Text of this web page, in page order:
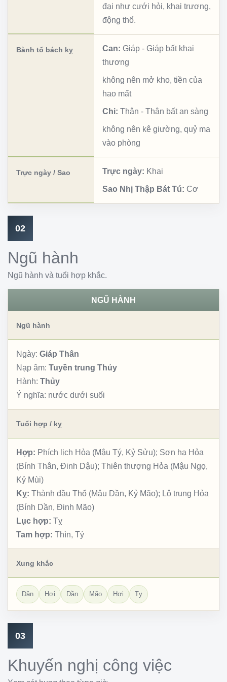
đại như cưới hỏi, khai trương,
động thổ.
Bành tổ bách kỵ Can: Giáp - Giáp bất khai
thương
không nên mở kho, tiền của
hao mất
Chi: Thân - Thân bất an sàng
không nên kê giường, quỷ ma
vào phòng
Trực ngày / Sao Trực ngày: Khai
Sao Nhị Thập Bát Tú: Cơ
02
Ngũ hành
Ngũ hành và tuổi hợp khắc.
NGŨ HÀNH
Ngũ hành
Ngày: Giáp Thân
Nạp âm: Tuyền trung Thủy
Hành: Thủy
Ý nghĩa: nước dưới suối
Tuổi hợp / kỵ
Hợp: Phích lịch Hỏa (Mậu Tý, Kỷ Sửu); Sơn hạ Hỏa
(Bính Thân, Đinh Dậu); Thiên thượng Hỏa (Mậu Ngọ,
Kỷ Mùi)
Kỵ: Thành đầu Thổ (Mậu Dần, Kỷ Mão); Lô trung Hỏa
(Bính Dần, Đinh Mão)
Lục hợp: Tỵ
Tam hợp: Thìn, Tý
Xung khắc
Dần Hợi Dần Mão Hợi Tỵ
03
Khuyến nghị công việc